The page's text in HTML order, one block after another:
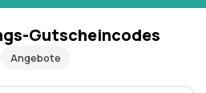
Gutscheincodes
Angebote